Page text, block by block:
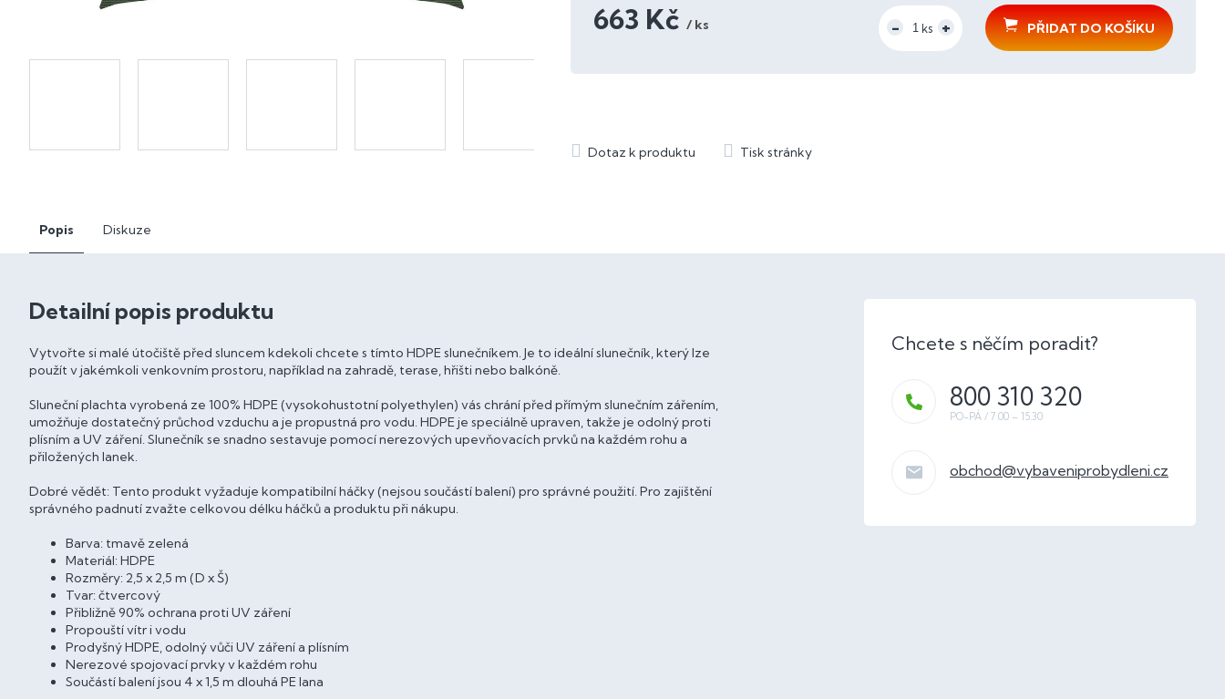
663 Kč / ks
PŘIDAT DO KOŠÍKU
Popis Diskuze
Detailní popis produktu
Vytvořte si malé útočiště před sluncem kdekoli chcete s tímto HDPE slunečníkem. Je to ideální slunečník, který lze
použít v jakémkoli venkovním prostoru, například na zahradě, terase, hřišti nebo balkóně.
Sluneční plachta vyrobená ze 100% HDPE (vysokohustotní polyethylen) vás chrání před přímým slunečním zářením,
umožňuje dostatečný průchod vzduchu a je propustná pro vodu. HDPE je speciálně upraven, takže je odolný proti
plísním a UV záření. Slunečník se snadno sestavuje pomocí nerezových upevňovacích prvků na každém rohu a
přiložených lanek.
Dobré vědět: Tento produkt vyžaduje kompatibilní háčky (nejsou součástí balení) pro správné použití. Pro zajištění
správného padnutí zvažte celkovou délku háčků a produktu při nákupu.
Barva: tmavě zelená
Materiál: HDPE
Rozměry: 2,5 x 2,5 m (D x Š)
Tvar: čtvercový
Přibližně 90% ochrana proti UV záření
Propouští vítr i vodu
Prodyšný HDPE, odolný vůči UV záření a plísním
Nerezové spojovací prvky v každém rohu
Součástí balení jsou 4 x 1,5 m dlouhá PE lana
obchod@vybaveniprobydleni.cz
800 310 320